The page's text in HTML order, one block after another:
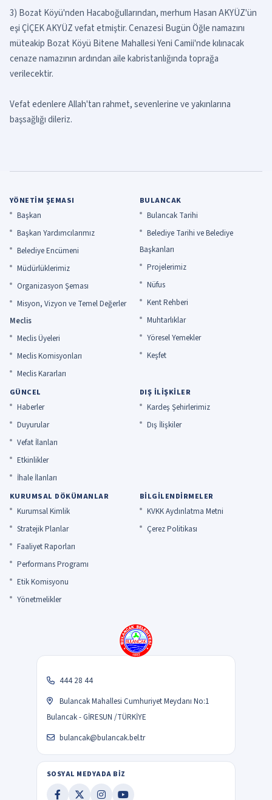
3) Bozat Köyü'nden Hacaboğullarından, merhum Hasan AKYÜZ'ün
eşi ÇİÇEK AKYÜZ vefat etmiştir. Cenazesi Bugün Öğle namazını
müteakip Bozat Köyü Bitene Mahallesi Yeni Camii'nde kılınacak
cenaze namazının ardından aile kabristanlığında toprağa
verilecektir.
Vefat edenlere Allah'tan rahmet, sevenlerine ve yakınlarına
başsağlığı dileriz.
YÖNETIM ŞEMASI
Başkan
Başkan Yardımcılarımız
Belediye Encümeni
Müdürlüklerimiz
Organizasyon Şeması
Misyon, Vizyon ve Temel Değerler
Meclis
Meclis Üyeleri
Meclis Komisyonları
Meclis Kararları
BULANCAK
Bulancak Tarihi
Belediye Tarihi ve Belediye
Başkanları
Projelerimiz
Nüfus
Kent Rehberi
Muhtarlıklar
Yöresel Yemekler
Keşfet
GÜNCEL
Haberler
Duyurular
Vefat İlanları
Etkinlikler
İhale İlanları
DIŞ İLIŞKILER
Kardeş Şehirlerimiz
Dış İlişkiler
KURUMSAL DÖKÜMANLAR
Kurumsal Kimlik
Stratejik Planlar
Faaliyet Raporları
Performans Programı
Etik Komisyonu
Yönetmelikler
BILGILENDIRMELER
KVKK Aydınlatma Metni
Çerez Politikası
444 28 44
Bulancak Mahallesi Cumhuriyet Meydanı No:1
Bulancak - GİRESUN /TÜRKİYE
bulancak@bulancak.bel.tr
SOSYAL MEDYADA BİZ